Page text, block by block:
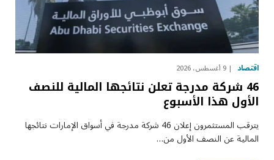
اقتصاد 9 أغسطس، 2026
46 شركة مدرجة تعلن نتائجها المالية للنصف
الأول هذا الأسبوع
يترقب المستثمرون إعلان 46 شركة مدرجة في أسواق الإمارات نتائجها
المالية عن النصف الأول من…